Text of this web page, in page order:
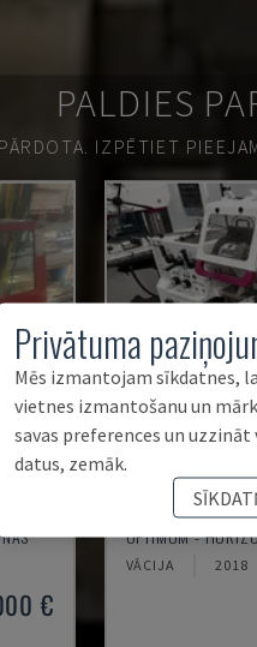
PALDIES
IZPĒTIET
€
TH 4610
OPTIMUM -
VĀCIJA 2018
Privātuma
Mēs izmantojam sīkdatnes,
vietnes izmantošanu un
savas preferences un
datus, zemāk.